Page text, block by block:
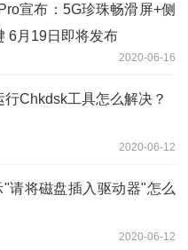
宣布：5G珍珠畅滑屏+侧
6月19日即将发布
2020-06-16
行Chkdsk工具怎么解决？
2020-06-12
请将磁盘插入驱动器"怎么
2020-06-12